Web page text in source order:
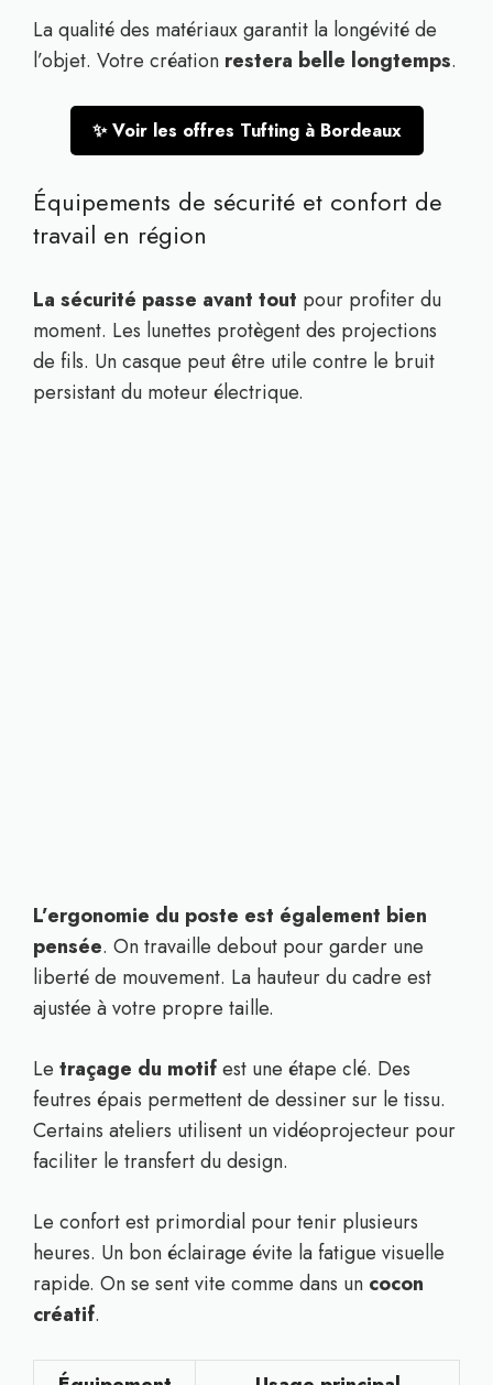
La qualité des matériaux garantit la longévité de
l’objet. Votre création restera belle longtemps.
✨ Voir les offres Tufting à Bordeaux
Équipements de sécurité et confort de
travail en région
La sécurité passe avant tout pour profiter du
moment. Les lunettes protègent des projections
de fils. Un casque peut être utile contre le bruit
persistant du moteur électrique.
L’ergonomie du poste est également bien
pensée. On travaille debout pour garder une
liberté de mouvement. La hauteur du cadre est
ajustée à votre propre taille.
Le traçage du motifest une étape clé. Des
feutres épais permettent de dessiner sur le tissu.
Certains ateliers utilisent un vidéoprojecteur pour
faciliter le transfert du design.
Le confort est primordial pour tenir plusieurs
heures. Un bon éclairage évite la fatigue visuelle
rapide. On se sent vite comme dans un cocon
créatif.